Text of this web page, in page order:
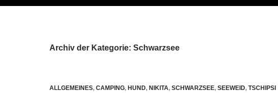
Archiv der Kategorie: Schwarzsee
ALLGEMEINES, CAMPING, HUND, NIKITA, SCHWARZSEE, SEEWEID, TSCHIPSI